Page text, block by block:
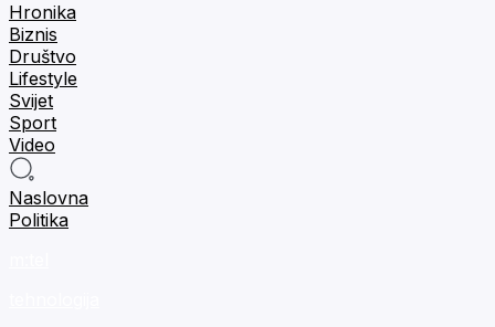
Hronika
Biznis
Društvo
Lifestyle
Svijet
Sport
Video
Naslovna
Politika